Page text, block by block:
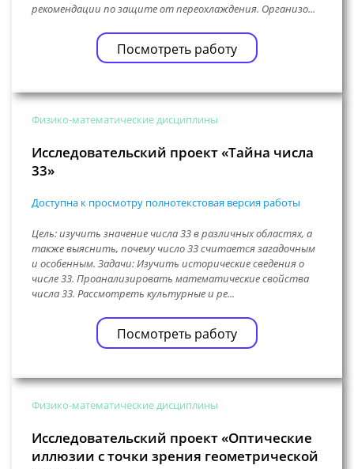
рекомендации по защите от переохлаждения. Организо...
Посмотреть работу
Физико-математические дисциплины
Исследовательский проект «Тайна числа
33»
Доступна к просмотру полнотекстовая версия работы
Цель: изучить значение числа 33 в различных областях, а
также выяснить, почему число 33 считается загадочным
и особенным. Задачи: Изучить исторические сведения о
числе 33. Проанализировать математические свойства
числа 33. Рассмотреть культурные и ре...
Посмотреть работу
Физико-математические дисциплины
Исследовательский проект «Оптические
иллюзии с точки зрения геометрической